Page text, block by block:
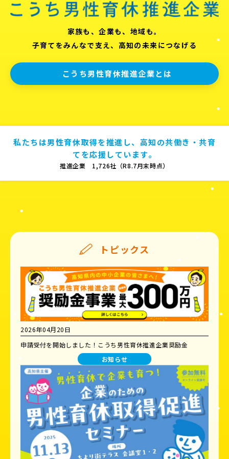
家族も、企業も、地域も。
子育てをみんなで支え、高知の未来につなげる
こうち男性育休推進企業とは
私たちは男性育休取得を推進し、高知の共働き・共育
てを応援しています。
推進企業 1,726社（R8.7月末時点）
トピックス
2026年04月20日
申請受付を開始しました！こうち男性育休推進企業奨励金
お知らせ